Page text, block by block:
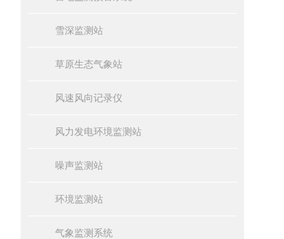
雪深监测站
草原生态气象站
风速风向记录仪
风力发电环境监测站
噪声监测站
环境监测站
气象监测系统